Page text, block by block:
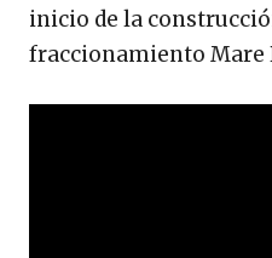
inicio de la
fraccionamiento Mare